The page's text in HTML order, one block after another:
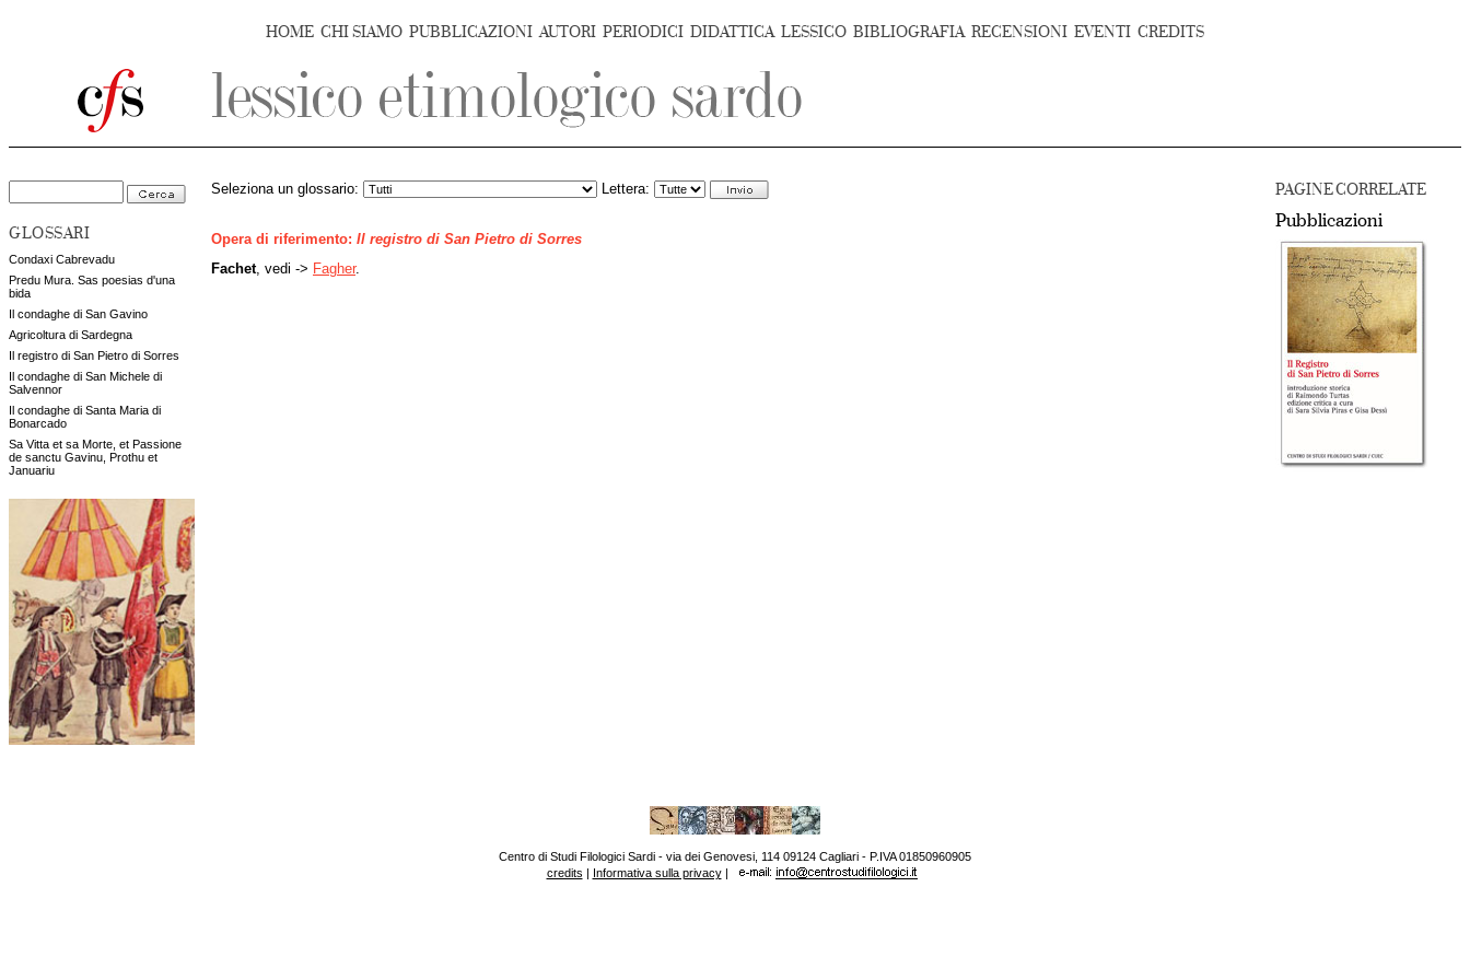
HOME CHI SIAMO PUBBLICAZIONI AUTORI PERIODICI DIDATTICA LESSICO BIBLIOGRAFIA RECENSIONI EVENTI CREDITS
GLOSSARI
Condaxi Cabrevadu
Predu Mura. Sas poesias d'una
bida
Il condaghe di San Gavino
Agricoltura di Sardegna
Il registro di San Pietro di Sorres
Il condaghe di San Michele di
Salvennor
Il condaghe di Santa Maria di
Bonarcado
Sa Vitta et sa Morte, et Passione
de sanctu Gavinu, Prothu et
Januariu
PAGINE CORRELATE
Pubblicazioni
Seleziona un glossario: Lettera:
Opera di riferimento: Il registro di San Pietro di Sorres
Fachet, vedi -> Fagher.
Centro di Studi Filologici Sardi - via dei Genovesi, 114 09124 Cagliari - P.IVA 01850960905
credits | Informativa sulla privacy|